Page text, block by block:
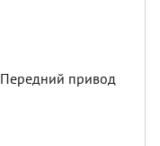
Передний привод